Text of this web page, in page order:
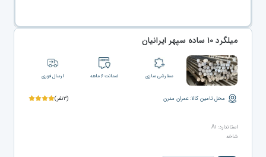
میلگرد ۱۰ ساده سپهر ایرانیان
سفارشی سازی ضمانت ۶ ماهه ارسال فوری
محل تامین کالا: عمران مدرن (۳نفر)
استاندارد: A۱
شاخه